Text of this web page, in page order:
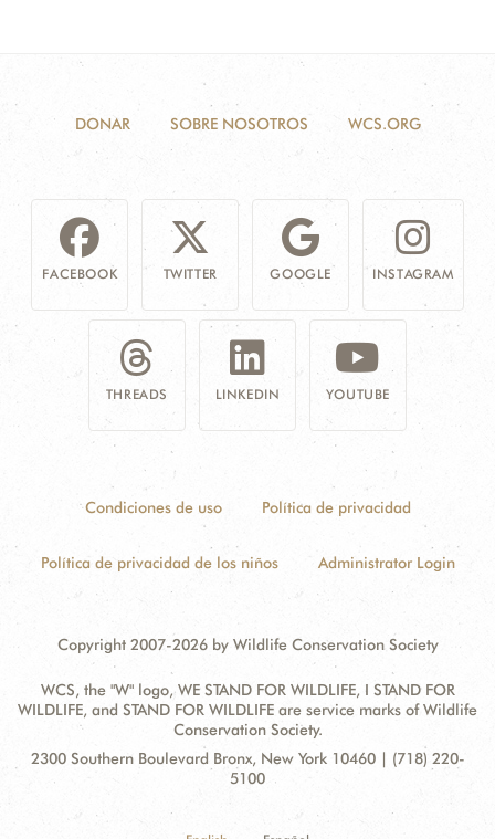
DONAR SOBRE NOSOTROS WCS.ORG
FACEBOOK TWITTER GOOGLE INSTAGRAM
THREADS LINKEDIN YOUTUBE
Condiciones de uso Política de privacidad
Política de privacidad de los niños Administrator Login
Copyright 2007-2026 by Wildlife Conservation Society
WCS, the "W" logo, WE STAND FOR WILDLIFE, I STAND FOR
WILDLIFE, and STAND FOR WILDLIFE are service marks of Wildlife
Conservation Society.
Contact
Address:
2300 Southern Boulevard Bronx, New York 10460 | (718) 220-
5100